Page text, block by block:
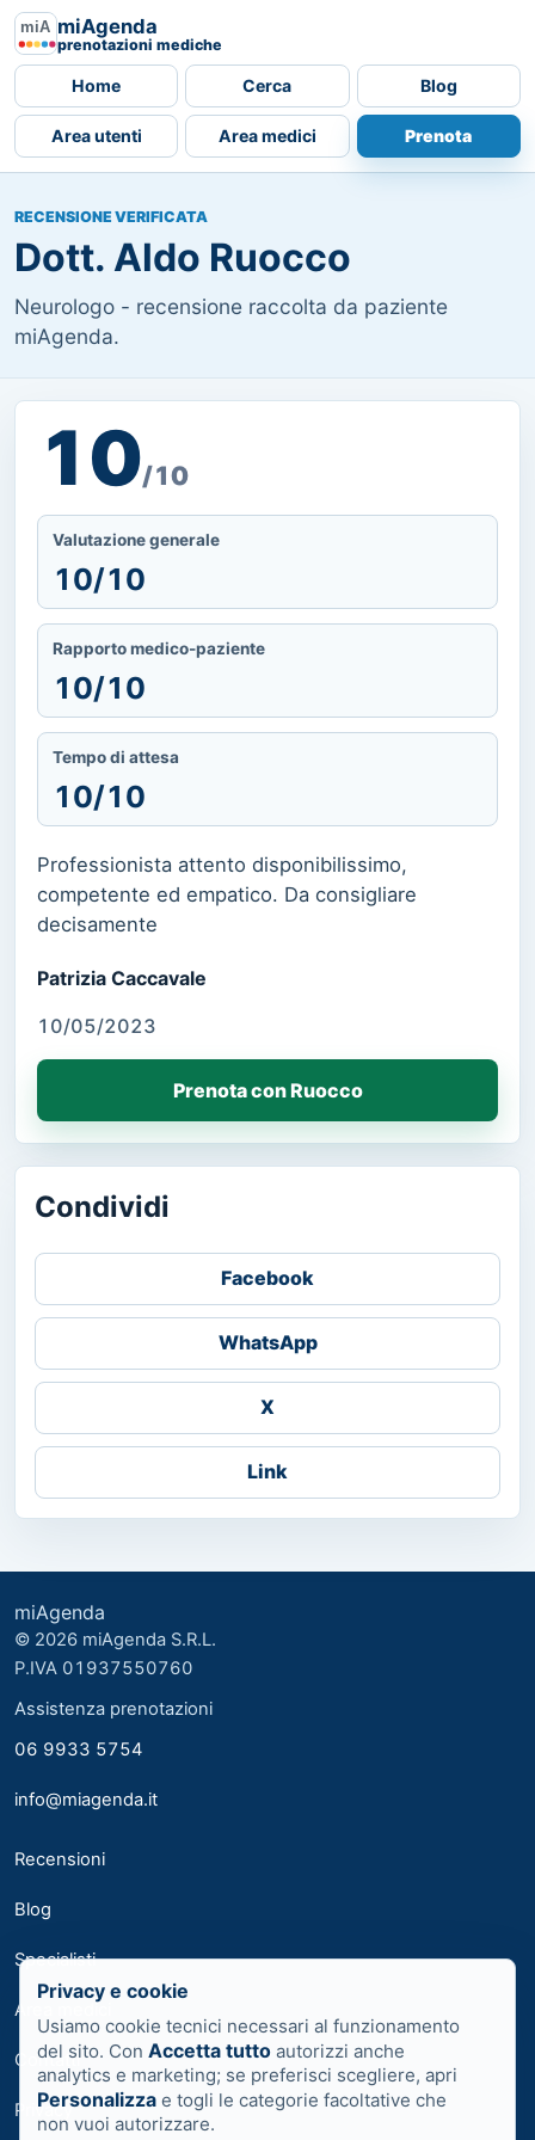
miAgenda
prenotazioni mediche
Home Cerca Blog
Area utenti Area medici Prenota
RECENSIONE VERIFICATA
Dott. Aldo Ruocco
Neurologo - recensione raccolta da paziente
miAgenda.
10/10
Valutazione generale
10/10
Rapporto medico-paziente
10/10
Tempo di attesa
10/10
Professionista attento disponibilissimo,
competente ed empatico. Da consigliare
decisamente
Patrizia Caccavale
10/05/2023
Prenota con Ruocco
Condividi
Facebook
WhatsApp
X
Link
miAgenda
© 2026 miAgenda S.R.L.
P.IVA 01937550760
Assistenza prenotazioni
06 9933 5754
info@miagenda.it
Recensioni
Blog
Specialisti
Area medici
Contatti
Privacy
Privacy e cookie
Usiamo cookie tecnici necessari al funzionamento
del sito. Con Accetta tutto autorizzi anche
analytics e marketing; se preferisci scegliere, apri
Personalizza e togli le categorie facoltative che
non vuoi autorizzare.